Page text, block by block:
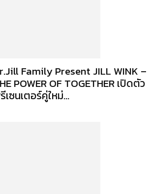
Family Present JILL WINK –
POWER OF TOGETHER เปิดตัว
เซนเตอร์คู่ใหม่...